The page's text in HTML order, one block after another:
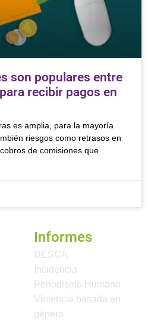
son populares entre
recibir pagos en
es amplia, para la mayoría
riesgos como retrasos en
de comisiones que
Informes
DESCA
Incidencia
Periodismo Humano
Violencia basada en
género